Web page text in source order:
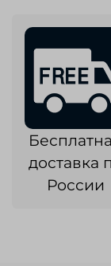
доставка
России